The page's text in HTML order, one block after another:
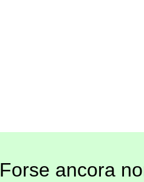
Forse ancora